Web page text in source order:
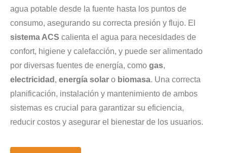
agua potable desde la fuente hasta los puntos de
consumo, asegurando su correcta presión y flujo. El
sistema ACS calienta el agua para necesidades de
confort, higiene y calefacción, y puede ser alimentado
por diversas fuentes de energía, como gas,
electricidad , energía solar o biomasa. Una correcta
planificación, instalación y mantenimiento de ambos
sistemas es crucial para garantizar su eficiencia,
reducir costos y asegurar el bienestar de los usuarios.